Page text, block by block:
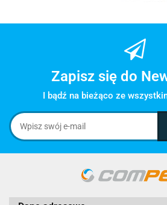
Zapisz się do
I bądź na bieżąco ze